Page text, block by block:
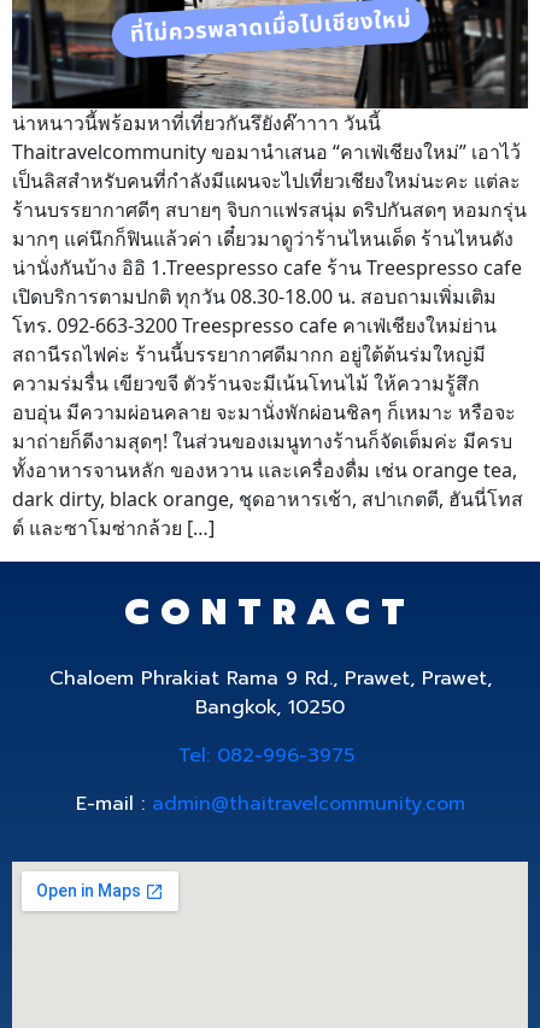
น่าหนาวนี้พร้อมหาที่เที่ยวกันรึยังค๊าาาา วันนี้
Thaitravelcommunity ขอมานำเสนอ “คาเฟ่เชียงใหม่” เอาไว้
เป็นลิสสำหรับคนที่กำลังมีแผนจะไปเที่ยวเชียงใหม่นะคะ แต่ละ
ร้านบรรยากาศดีๆ สบายๆ จิบกาแฟรสนุ่ม ดริปกันสดๆ หอมกรุ่น
มากๆ แค่นึกก็ฟินแล้วค่า เดี๋ยวมาดูว่าร้านไหนเด็ด ร้านไหนดัง
น่านั่งกันบ้าง อิอิ 1.Treespresso cafe ร้าน Treespresso cafe
เปิดบริการตามปกติ ทุกวัน 08.30-18.00 น. สอบถามเพิ่มเติม
โทร. 092-663-3200 Treespresso cafe คาเฟ่เชียงใหม่ย่าน
สถานีรถไฟค่ะ ร้านนี้บรรยากาศดีมากก อยู่ใต้ต้นร่มใหญ่มี
ความร่มรื่น เขียวขจี ตัวร้านจะมีเน้นโทนไม้ ให้ความรู้สึก
อบอุ่น มีความผ่อนคลาย จะมานั่งพักผ่อนชิลๆ ก็เหมาะ หรือจะ
มาถ่ายก็ดีงามสุดๆ! ในส่วนของเมนูทางร้านก็จัดเต็มค่ะ มีครบ
ทั้งอาหารจานหลัก ของหวาน และเครื่องดื่ม เช่น orange tea,
dark dirty, black orange, ชุดอาหารเช้า, สปาเกตตี, ฮันนี่โทส
ต์ และซาโมซ่ากล้วย […]
CONTRACT
Chaloem Phrakiat Rama 9 Rd., Prawet, Prawet,
Bangkok, 10250
Tel: 082-996-3975
E-mail : admin@thaitravelcommunity.com